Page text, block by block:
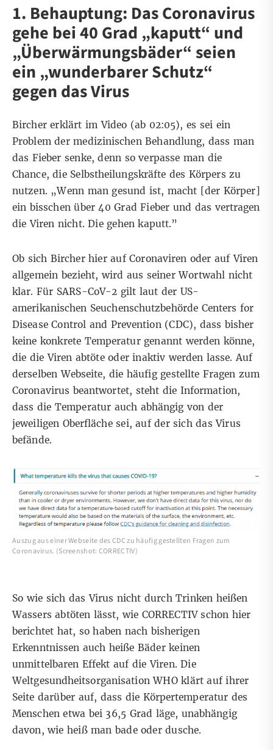
1. Behauptung: Das Coronavirus
gehe bei 40 Grad „kaputt“ und
„Überwärmungsbäder“ seien
ein „wunderbarer Schutz“
gegen das Virus
Bircher erklärt im Video (ab 02:05), es sei ein
Problem der medizinischen Behandlung, dass man
das Fieber senke, denn so verpasse man die
Chance, die Selbstheilungskräfte des Körpers zu
nutzen. „Wenn man gesund ist, macht [der Körper]
ein bisschen über 40 Grad Fieber und das vertragen
die Viren nicht. Die gehen kaputt.”
Ob sich Bircher hier auf Coronaviren oder auf Viren
allgemein bezieht, wird aus seiner Wortwahl nicht
klar. Für SARS-CoV-2 gilt laut der US-
amerikanischen Seuchenschutzbehörde Centers for
Disease Control and Prevention (CDC), dass bisher
keine konkrete Temperatur genannt werden könne,
die die Viren abtöte oder inaktiv werden lasse. Auf
derselben Webseite, die häufig gestellte Fragen zum
Coronavirus beantwortet, steht die Information,
dass die Temperatur auch abhängig von der
jeweiligen Oberfläche sei, auf der sich das Virus
befände.
Auszug aus einer Webseite des CDC zu häufig gestellten Fragen zum
Coronavirus. (Screenshot: CORRECTIV)
So wie sich das Virus nicht durch Trinken heißen
Wassers abtöten lässt, wie CORRECTIV schon hier
berichtet hat, so haben nach bisherigen
Erkenntnissen auch heiße Bäder keinen
unmittelbaren Effekt auf die Viren. Die
Weltgesundheitsorganisation WHO klärt auf ihrer
Seite darüber auf, dass die Körpertemperatur des
Menschen etwa bei 36,5 Grad läge, unabhängig
davon, wie heiß man bade oder dusche.